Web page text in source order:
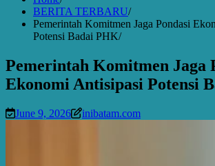
BERITA TERBARU
Pemerintah Komitmen Jaga Pondasi
Potensi Badai PHK
Pemerintah Komitmen Jaga
Ekonomi Antisipasi Potensi
June 9, 2026 inibatam.com